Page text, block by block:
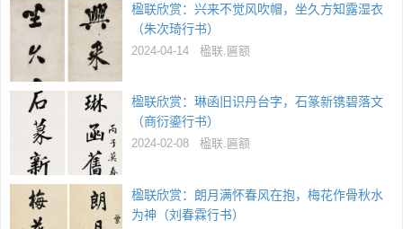
楹联欣赏：兴来不觉风吹帽，坐久方知露湿衣
（朱次琦行书）
2024-04-14 楹联.匾额
楹联欣赏：琳函旧识丹台字，石篆新镌碧落文
（商衍鎏行书）
2024-02-08 楹联.匾额
楹联欣赏：朗月满怀春风在抱，梅花作骨秋水
为神（刘春霖行书）